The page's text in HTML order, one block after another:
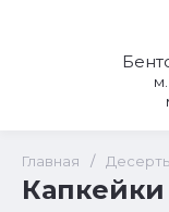
Главная /